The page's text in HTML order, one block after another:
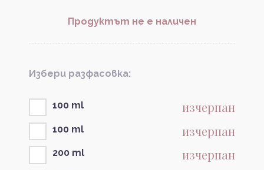
Продуктът не е наличен
Избери разфасовка:
100 ml изчерпан
100 ml изчерпан
200 ml изчерпан